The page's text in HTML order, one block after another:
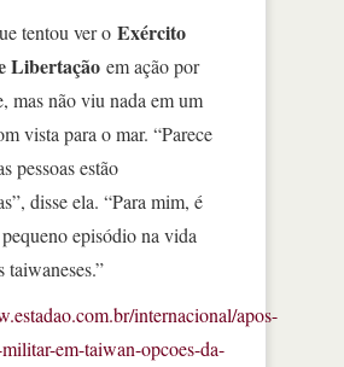
tentou ver o Exército
Libertação em ação por
mas não viu nada em um
vista para o mar. “Parece
pessoas estão
disse ela. “Para mim, é
episódio na vida
taiwaneses.”
internacional/apos-
em-taiwan-opcoes-da-